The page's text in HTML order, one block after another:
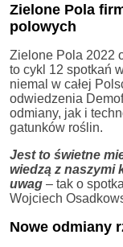
Zielone Pola
polowych
Zielone Pola 2022
to cykl 12 spotkań
niemal w całej
odwiedzenia
odmiany, jak i
gatunków roślin.
Jest to świetne
wiedzą z naszymi
uwag – tak o
Wojciech
Nowe odmiany